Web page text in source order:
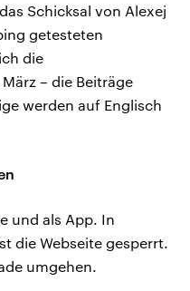
Schicksal von Alexej
getesteten
die
– die Beiträge
werden auf Englisch
und als App. In
die Webseite gesperrt.
umgehen.